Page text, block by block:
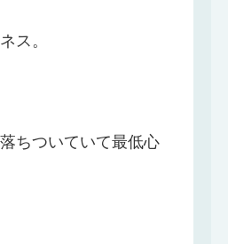
ス。
ちついていて最低心